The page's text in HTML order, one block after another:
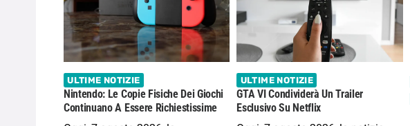
ULTIME NOTIZIE
Nintendo: Le Copie Fisiche Dei Giochi
Continuano A Essere Richiestissime
ULTIME NOTIZIE
GTA VI Condividerà Un Trailer
Esclusivo Su Netflix